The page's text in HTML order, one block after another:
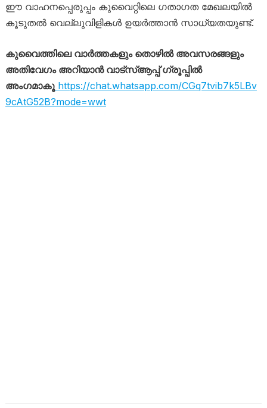
ഈ വാഹനപ്പെരുപ്പം കുവൈറ്റിലെ ഗതാഗത മേഖലയിൽ
കൂടുതൽ വെല്ലുവിളികൾ ഉയർത്താൻ സാധ്യതയുണ്ട്.
കുവൈത്തിലെ വാർത്തകളും തൊഴിൽ അവസരങ്ങളും
അതിവേഗം അറിയാൻ വാട്സ്ആപ്പ് ഗ്രൂപ്പിൽ
അംഗമാകൂhttps://chat.whatsapp.com/CGq7tvib7k5LBv
9cAtG52B?mode=wwt